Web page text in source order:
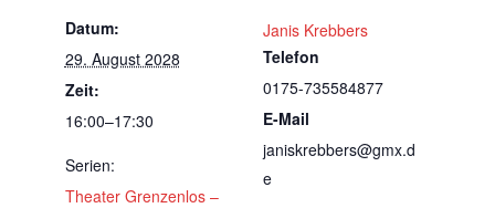
Datum:
29. August 2028
Zeit:
16:00–17:30
Serien:
Theater Grenzenlos –
Janis Krebbers
Telefon
0175-735584877
E-Mail
janiskrebbers@gmx.d
e